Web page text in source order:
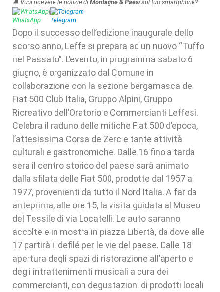
🔔 Vuoi ricevere le notizie di Montagne & Paesisul tuo smartphone?
WhatsApp| Telegram
Dopo il successo dell’edizione inaugurale dello
scorso anno, Leffe si prepara ad un nuovo “Tuffo
nel Passato”. L’evento, in programma sabato 6
giugno, è organizzato dal Comune in
collaborazione con la sezione bergamasca del
Fiat 500 Club Italia, Gruppo Alpini, Gruppo
Ricreativo dell’Oratorio e Commercianti Leffesi.
Celebra il raduno delle mitiche Fiat 500 d’epoca,
l’attesissima Corsa de Zerc e tante attività
culturali e gastronomiche. Dalle 16 fino a tarda
sera il centro storico del paese sarà animato
dalla sfilata delle Fiat 500, prodotte dal 1957 al
1977, provenienti da tutto il Nord Italia. A far da
anteprima, alle ore 15, la visita guidata al Museo
del Tessile di via Locatelli. Le auto saranno
accolte e in mostra in piazza Libertà, da dove alle
17 partirà il defilé per le vie del paese. Dalle 18
apertura degli spazi di ristorazione all’aperto e
degli intrattenimenti musicali a cura dei
commercianti, con degustazioni di prodotti locali